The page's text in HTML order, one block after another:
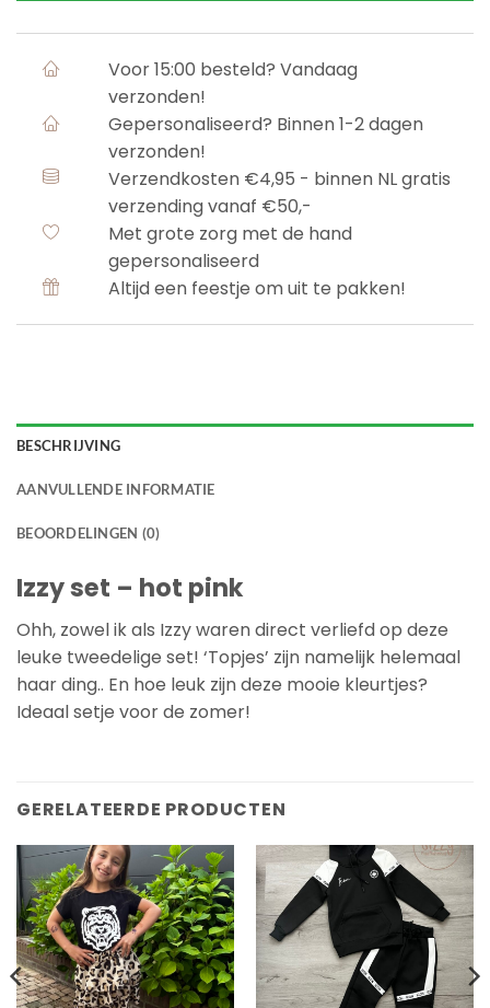
Voor 15:00 besteld? Vandaag
verzonden!
Gepersonaliseerd? Binnen 1-2 dagen
verzonden!
Verzendkosten €4,95 - binnen NL gratis
verzending vanaf €50,-
Met grote zorg met de hand
gepersonaliseerd
Altijd een feestje om uit te pakken!
BESCHRIJVING
AANVULLENDE INFORMATIE
BEOORDELINGEN (0)
Izzy set – hot pink
Ohh, zowel ik als Izzy waren direct verliefd op deze
leuke tweedelige set! ‘Topjes’ zijn namelijk helemaal
haar ding.. En hoe leuk zijn deze mooie kleurtjes?
Ideaal setje voor de zomer!
GERELATEERDE PRODUCTEN